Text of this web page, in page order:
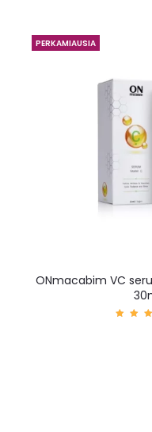
PERKAMIAUSIA
ONmacabim VC